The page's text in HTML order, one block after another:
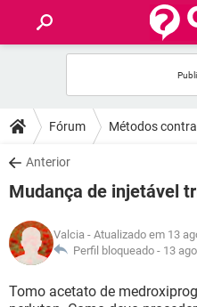
FÓRUM
SAÚDE
NUTRIÇÃO
BEM-ESTAR
Fórum Métodos
Anterior
Mudança de injetável
Valcia - Atualizado em 13
Perfil bloqueado - 13
Tomo acetato de